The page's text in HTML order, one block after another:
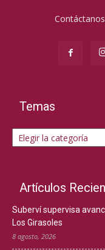
Temas
Temas
Artículos
Suberví supervisa
Los Girasoles
8 agosto, 2026